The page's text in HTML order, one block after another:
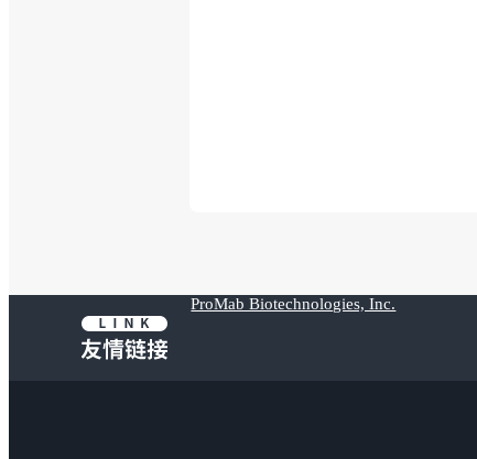
ProMab Biotechnologies, Inc.